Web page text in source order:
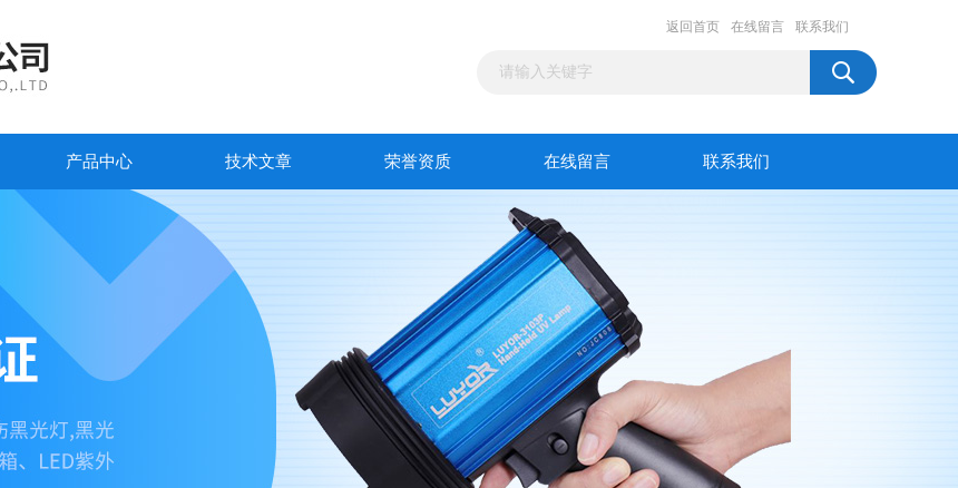
返回首页 在线留言 联系我们
产品中心 技术文章 荣誉资质 在线留言 联系我们